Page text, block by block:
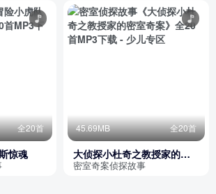
全20首
惊魂
45.69MB 全20首
大侦探小杜奇之教授家的密
室奇案
密室奇案侦探故事